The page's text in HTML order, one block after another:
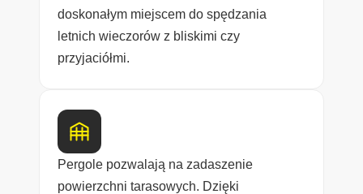
doskonałym miejscem do spędzania
letnich wieczorów z bliskimi czy
przyjaciółmi.
Pergole pozwalają na zadaszenie
powierzchni tarasowych. Dzięki